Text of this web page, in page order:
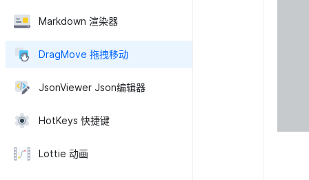
Markdown 渲染器
DragMove 拖拽移动
JsonViewer Json编辑器
HotKeys 快捷键
Lottie 动画